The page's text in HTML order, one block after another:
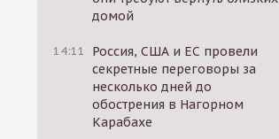
домой
14:11
Россия, США и ЕС провели
секретные переговоры за
несколько дней до
обострения в Нагорном
Карабахе